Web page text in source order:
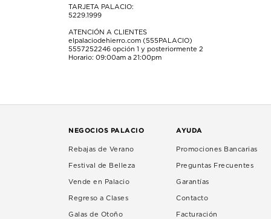
TARJETA PALACIO:
5229.1999
ATENCIÓN A CLIENTES
elpalaciodehierro.com (555PALACIO)
5557252246 opción 1 y posteriormente 2
Horario: 09:00am a 21:00pm
NEGOCIOS PALACIO
Rebajas de Verano
Festival de Belleza
Vende en Palacio
Regreso a Clases
Galas de Otoño
AYUDA
Promociones Bancarias
Preguntas Frecuentes
Garantías
Contacto
Facturación